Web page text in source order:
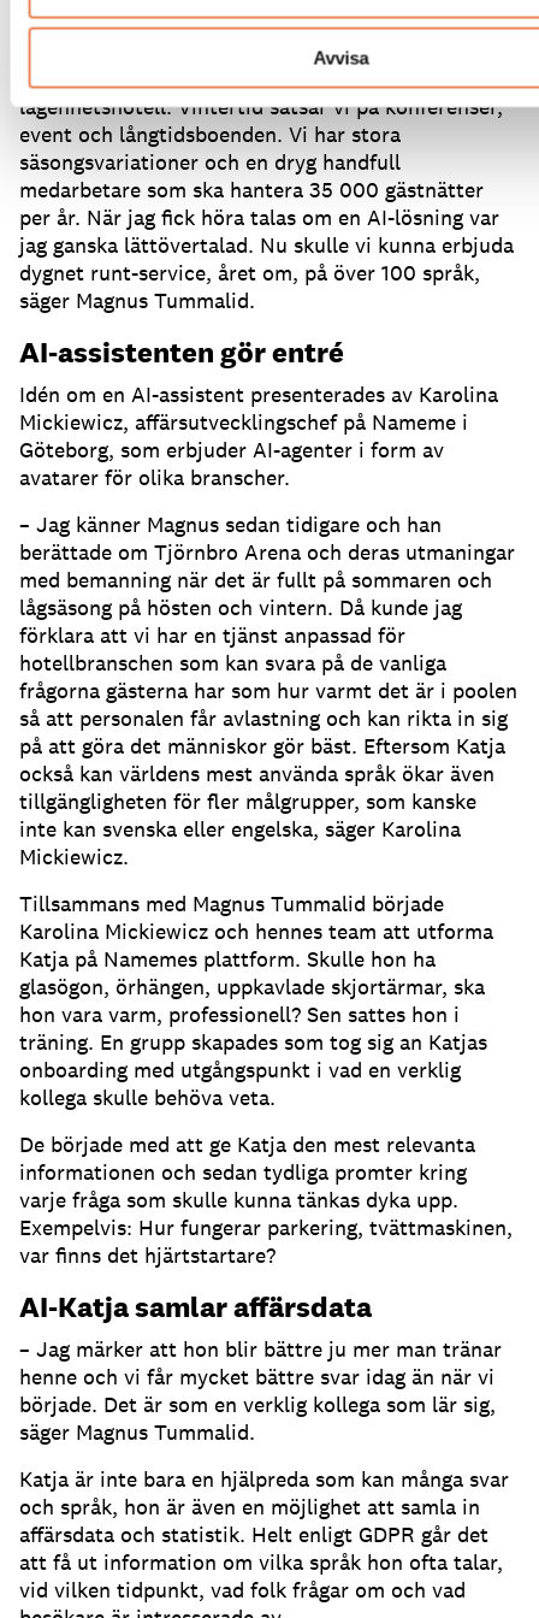
Avvisa
– Vi är en anläggning som på sommaren erbjuder
mycket aktiviteter och rörelseglädje, mycket med
barnen i fokus och med boenden på camping eller i
lägenhetshotell.Vintertid satsar vi på konferenser,
event och långtidsboenden. Vi har stora
säsongsvariationer och en dryg handfull
medarbetare som ska hantera 35 000 gästnätter
per år. När jag fick höra talas om en AI-lösning var
jag ganska lättövertalad. Nu skulle vi kunna erbjuda
dygnet runt-service, året om, på över 100 språk,
säger Magnus Tummalid.
AI-assistenten gör entré
Idén om en AI-assistent presenterades av Karolina
Mickiewicz, affärsutvecklingschef på Nameme i
Göteborg, som erbjuder AI-agenter i form av
avatarer för olika branscher.
– Jag känner Magnus sedan tidigare och han
berättade om Tjörnbro Arena och deras utmaningar
med bemanning när det är fullt på sommaren och
lågsäsong på hösten och vintern. Då kunde jag
förklara att vi har en tjänst anpassad för
hotellbranschen som kan svara på de vanliga
frågorna gästerna har som hur varmt det är i poolen
så att personalen får avlastning och kan rikta in sig
på att göra det människor gör bäst. Eftersom Katja
också kan världens mest använda språk ökar även
tillgängligheten för fler målgrupper, som kanske
inte kan svenska eller engelska, säger Karolina
Mickiewicz.
Tillsammans med Magnus Tummalid började
Karolina Mickiewicz och hennes team att utforma
Katja på Namemes plattform. Skulle hon ha
glasögon, örhängen, uppkavlade skjortärmar, ska
hon vara varm, professionell? Sen sattes hon i
träning. En grupp skapades som tog sig an Katjas
onboarding med utgångspunkt i vad en verklig
kollega skulle behöva veta.
De började med att ge Katja den mest relevanta
informationen och sedan tydliga promter kring
varje fråga som skulle kunna tänkas dyka upp.
Exempelvis: Hur fungerar parkering, tvättmaskinen,
var finns det hjärtstartare?
AI-Katja samlar affärsdata
– Jag märker att hon blir bättre ju mer man tränar
henne och vi får mycket bättre svar idag än när vi
började. Det är som en verklig kollega som lär sig,
säger Magnus Tummalid.
Katja är inte bara en hjälpreda som kan många svar
och språk, hon är även en möjlighet att samla in
affärsdata och statistik. Helt enligt GDPR går det
att få ut information om vilka språk hon ofta talar,
vid vilken tidpunkt, vad folk frågar om och vad